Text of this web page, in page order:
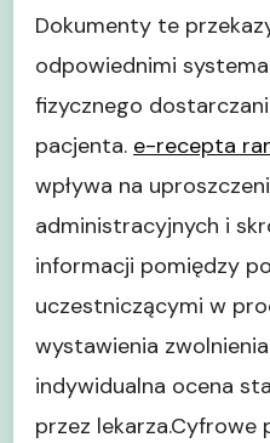
Dokumenty te
odpowiednimi
fizycznego
pacjenta. e-recepta
wpływa na
administracyjnych i
informacji pomiędzy
uczestniczącymi w
wystawienia
indywidualna ocena
przez